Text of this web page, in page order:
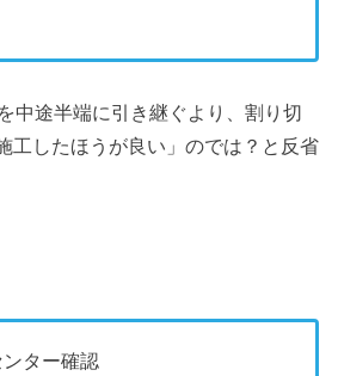
中途半端に引き継ぐより、割り切
工したほうが良い」のでは？と反省
ター確認